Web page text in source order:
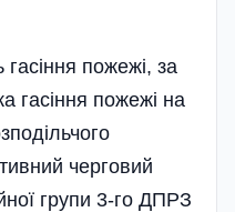
пожежі, за
гасіння пожежі на
черговий
групи 3-го ДПРЗ